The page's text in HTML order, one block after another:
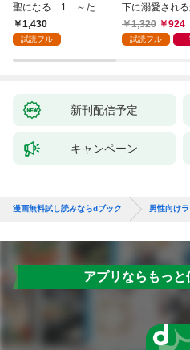
聖になる 1 ～ただ
の田舎の剣術師範だっ
たのに、大成した弟子
ない件～
1,430
試読フル
下に溺愛され
冒険者です！
1,320 924
試読フル
新刊配信予定
キャンペーン
漫画無料試し読みならdブック 男性向け
アプリならもっと